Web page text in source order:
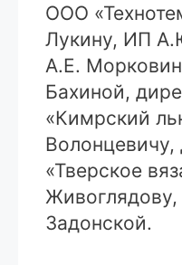
ООО
Лукину, ИП
А.Е.
Бахиной,
«Кимрский
«Тверское
Задонской.